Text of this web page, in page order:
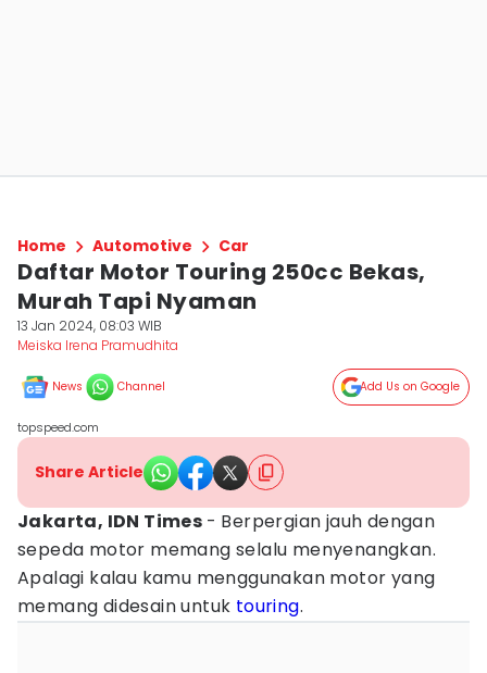
Home Automotive Car
Daftar Motor Touring 250cc Bekas,
Murah Tapi Nyaman
13 Jan 2024, 08:03 WIB
Meiska Irena Pramudhita
News Channel Add Us on Google
topspeed.com
Share Article
Jakarta, IDN Times - Berpergian jauh dengan
sepeda motor memang selalu menyenangkan.
Apalagi kalau kamu menggunakan motor yang
memang didesain untuk touring.